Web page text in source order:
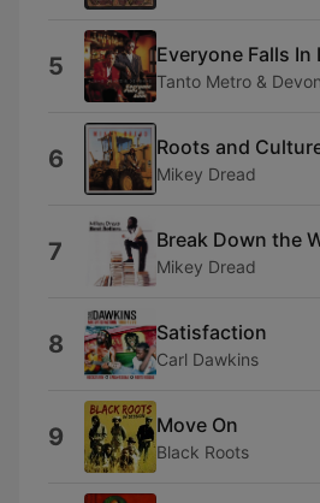
5 Everyone Falls In
Tanto Metro &
6 Roots and
Mikey Dread
7 Break Down the
Mikey Dread
8 Satisfaction
Carl Dawkins
9 Move On
Black Roots